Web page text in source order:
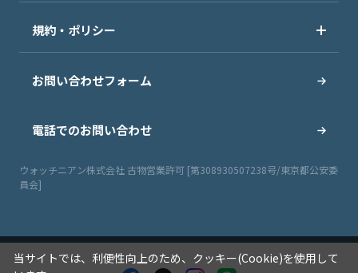
規約・ポリシー
お問い合わせフォーム
電話でのお問い合わせ
ウォッチニアン株式会社 古物営業許可 [第308930507238号/東京都公安委
員会]
当サイトでは、利便性向上のため、クッキー(Cookie)を使用して